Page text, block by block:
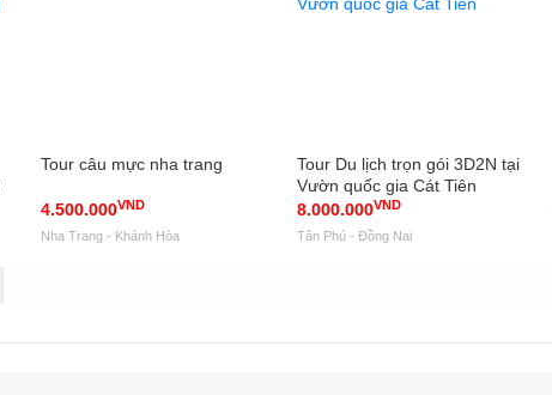
Tour câu mực nha trang
4.500.000VND
Nha Trang - Khánh Hòa
Tour Du lịch trọn gói 3D2N tại
Vườn quốc gia Cát Tiên
8.000.000VND
Tân Phú - Đồng Nai